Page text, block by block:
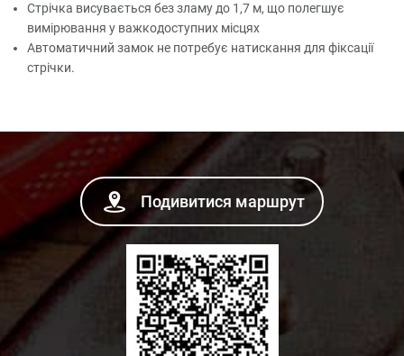
Стрічка висувається без зламу до 1,7 м, що полегшує
вимірювання у важкодоступних місцях
Автоматичний замок не потребує натискання для фіксації
стрічки.
Подивитися маршрут